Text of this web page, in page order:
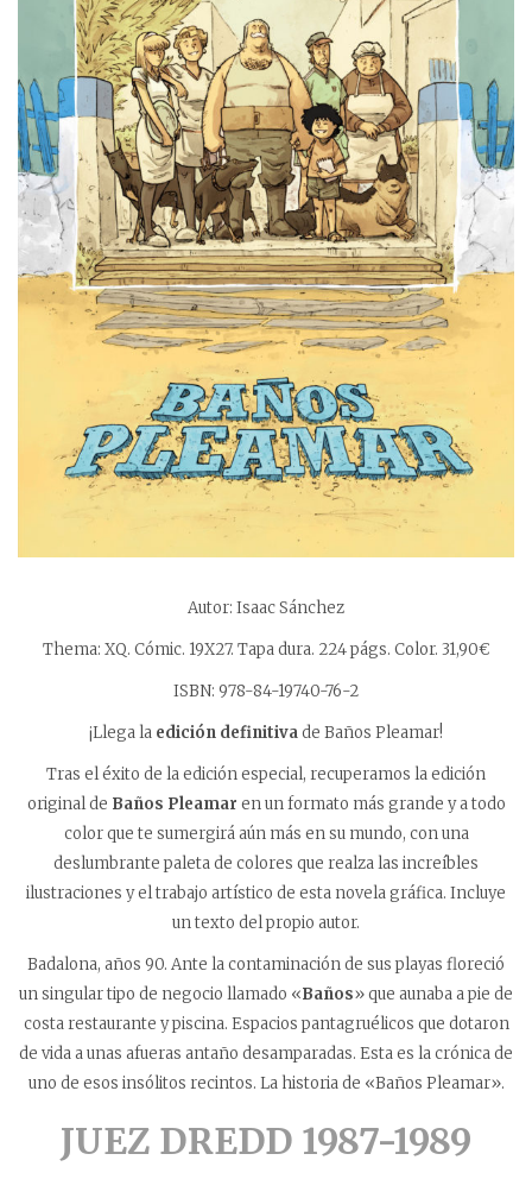
Autor: Isaac Sánchez
Thema: XQ. Cómic. 19X27. Tapa dura. 224 págs. Color. 31,90€
ISBN: 978-84-19740-76-2
¡Llega la edición definitivade Baños Pleamar!
Tras el éxito de la edición especial, recuperamos la edición
original de Baños Pleamar en un formato más grande y a todo
color que te sumergirá aún más en su mundo, con una
deslumbrante paleta de colores que realza las increíbles
ilustraciones y el trabajo artístico de esta novela gráfica. Incluye
un texto del propio autor.
Badalona, años 90. Ante la contaminación de sus playas floreció
un singular tipo de negocio llamado «Baños» que aunaba a pie de
costa restaurante y piscina. Espacios pantagruélicos que dotaron
de vida a unas afueras antaño desamparadas. Esta es la crónica de
uno de esos insólitos recintos. La historia de «Baños Pleamar».
JUEZ DREDD 1987-1989